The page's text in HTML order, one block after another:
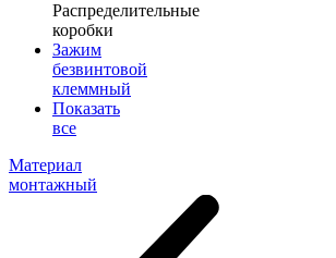
Распределительные
коробки
Зажим
безвинтовой
клеммный
Показать
все
Материал
монтажный